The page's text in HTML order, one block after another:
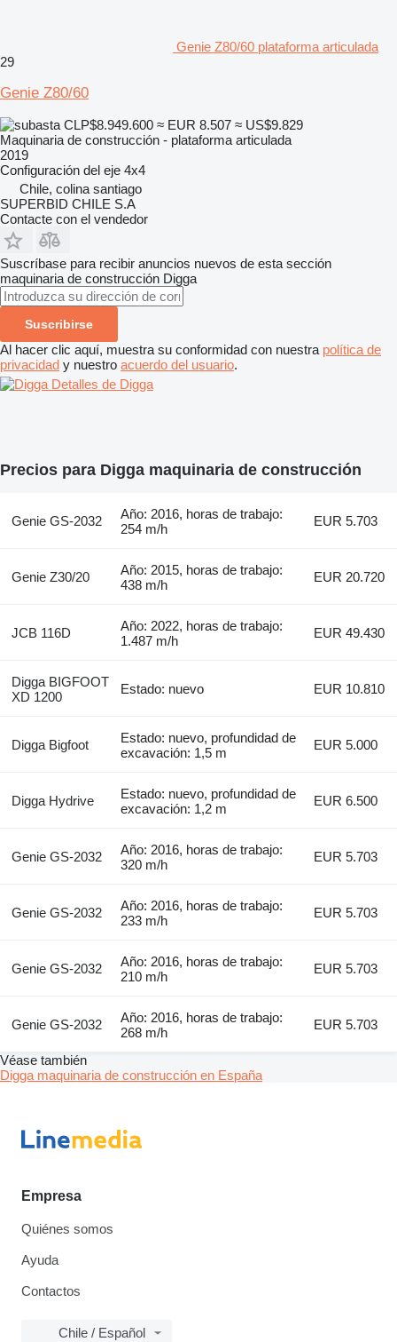
Genie Z80/60 plataforma articulada
29
Genie Z80/60
CLP$8.949.600 ≈ EUR 8.507 ≈ US$9.829
Maquinaria de construcción - plataforma articulada
2019
Configuración del eje 4x4
Chile, colina santiago
SUPERBID CHILE S.A
Contacte con el vendedor
Suscríbase para recibir anuncios nuevos de esta sección
maquinaria de construcción Digga
Suscribirse
Al hacer clic aquí, muestra su conformidad con nuestra política de
privacidad y nuestro acuerdo del usuario.
Detalles de Digga
Precios para Digga maquinaria de construcción
Genie GS-2032
Año: 2016, horas de trabajo:
254 m/h
EUR 5.703
Genie Z30/20
Año: 2015, horas de trabajo:
438 m/h
EUR 20.720
JCB 116D
Año: 2022, horas de trabajo:
1.487 m/h
EUR 49.430
Digga BIGFOOT
XD 1200
Estado: nuevo EUR 10.810
Digga Bigfoot
Estado: nuevo, profundidad de
excavación: 1,5 m
EUR 5.000
Digga Hydrive
Estado: nuevo, profundidad de
excavación: 1,2 m
EUR 6.500
Genie GS-2032
Año: 2016, horas de trabajo:
320 m/h
EUR 5.703
Genie GS-2032
Año: 2016, horas de trabajo:
233 m/h
EUR 5.703
Genie GS-2032
Año: 2016, horas de trabajo:
210 m/h
EUR 5.703
Genie GS-2032
Año: 2016, horas de trabajo:
268 m/h
EUR 5.703
Véase también
Digga maquinaria de construcción en España
Empresa
Quiénes somos
Ayuda
Contactos
Chile / Español